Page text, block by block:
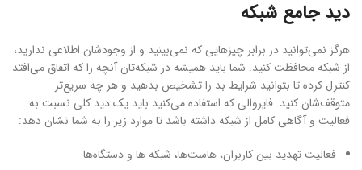
دید جامع شبکه
هرگز نمی‌توانید در برابر چیزهایی که نمی‌بینید و از وجودشان اطلاعی ندارید،
از شبکه محافظت کنید. شما باید همیشه در شبکه‌تان آنچه را که اتفاق می‌افتد
کنترل کرده تا بتوانید شرایط بد را تشخیص بدهید و هر چه سریع‌تر
متوقف‌شان کنید. فایروالی که استفاده می‌کنید باید یک دید کلی نسبت به
فعالیت و آگاهی کامل از شبکه داشته باشد تا موارد زیر را به شما نشان دهد:
فعالیت تهدید بین کاربران، هاست‌ها، شبکه ‎ها و دستگاه‌ها